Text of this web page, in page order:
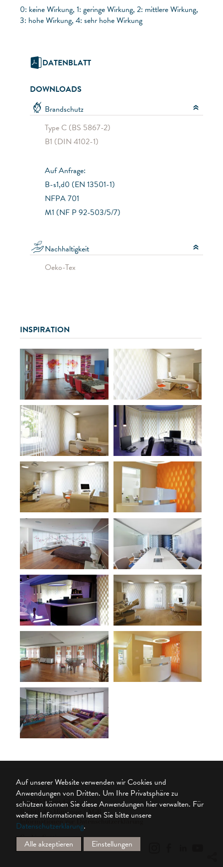
0: keine Wirkung, 1: geringe Wirkung, 2: mittlere Wirkung,
3: hohe Wirkung, 4: sehr hohe Wirkung
DATENBLATT
DOWNLOADS
Brandschutz
Type C (BS 5867-2)
B1 (DIN 4102-1)
Auf Anfrage:
B-s1,d0 (EN 13501-1)
NFPA 701
M1 (NF P 92-503/5/7)
Nachhaltigkeit
Oeko-Tex
INSPIRATION
© 2026 Silent Gliss
Rechtliche Hinweise / AGB
Informationen zur Datenschutzerklärung
Cookie Settings
Auf unserer Website verwenden wir Cookies und
Anwendungen von Dritten. Um Ihre Privatsphäre zu
schützen können Sie diese Anwendungen hier verwalten. Für
weitere Informationen lesen Sie bitte unsere
Datenschutzerklärung.
Alle akzeptieren
Einstellungen